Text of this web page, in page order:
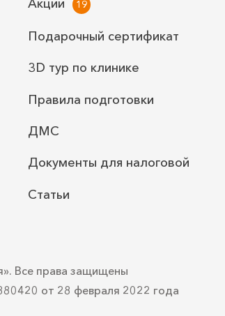
Акции
Подарочный сертификат
3D тур по клинике
Правила подготовки
ДМС
Документы для налоговой
Статьи
Все права защищены
от 28 февраля 2022 года